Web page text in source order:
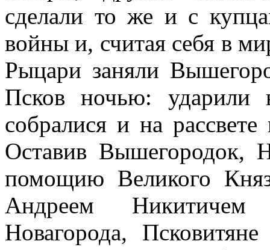
сделали то же и с
войны и, считая себя в
Рыцари заняли
Псков ночью: ударили
собралися и на
Оставив Вышегородок,
помощию Великого
Андреем
Новагорода,